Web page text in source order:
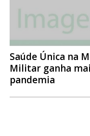
Saúde Única na
Militar ganha
pandemia